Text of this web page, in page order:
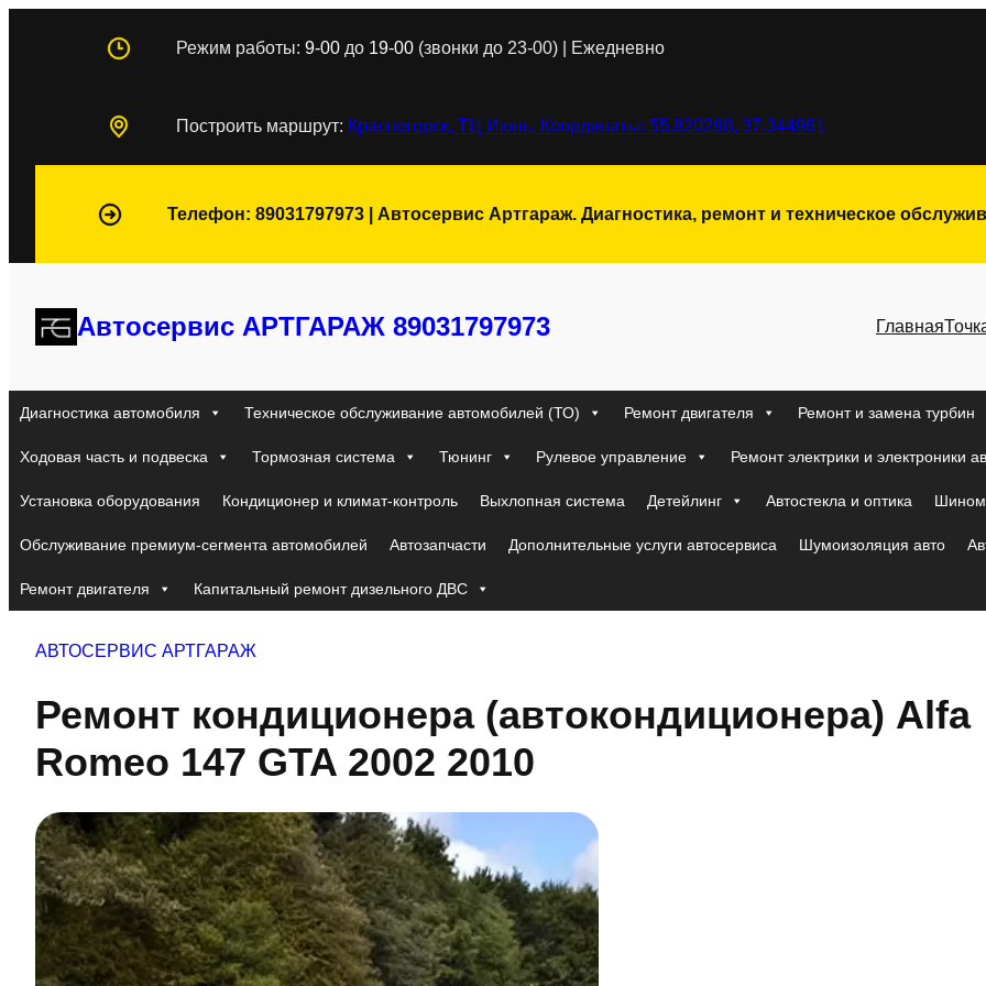
Режим работы: 9-00 до 19-00 (звонки до 23-00) | Ежедневно
Построить маршрут: Красногорск, ТЦ Июнь, Координаты: 55.820288, 37.344961
Телефон: 89031797973 | Автосервис Артгараж. Диагностика, ремонт и техническое
Автосервис АРТГАРАЖ 89031797973 Главная
Диагностика автомобиля Техническое обслуживание автомобилей (ТО) Ремонт двигателя Ремонт и замена турбин
Ходовая часть и подвеска Тормозная система Тюнинг Рулевое управление Ремонт электрики и электроники
Установка оборудования Кондиционер и климат-контроль Выхлопная система Детейлинг Автостекла и оптика
Обслуживание премиум-сегмента автомобилей Автозапчасти Дополнительные услуги автосервиса Шумоизоляция авто
Ремонт двигателя Капитальный ремонт дизельного ДВС
АВТОСЕРВИС АРТГАРАЖ
Ремонт кондиционера (автокондиционера) Alfa
Romeo 147 GTA 2002 2010